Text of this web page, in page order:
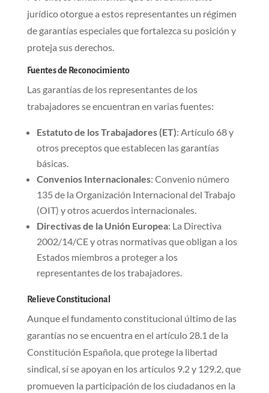
jurídico otorgue a estos representantes un régimen
de garantías especiales que fortalezca su posición y
proteja sus derechos.
Fuentes de Reconocimiento
Las garantías de los representantes de los
trabajadores se encuentran en varias fuentes:
Estatuto de los Trabajadores (ET): Artículo 68 y
otros preceptos que establecen las garantías
básicas.
Convenios Internacionales: Convenio número
135 de la Organización Internacional del Trabajo
(OIT) y otros acuerdos internacionales.
Directivas de la Unión Europea: La Directiva
2002/14/CE y otras normativas que obligan a los
Estados miembros a proteger a los
representantes de los trabajadores.
Relieve Constitucional
Aunque el fundamento constitucional último de las
garantías no se encuentra en el artículo 28.1 de la
Constitución Española, que protege la libertad
sindical, sí se apoyan en los artículos 9.2 y 129.2, que
promueven la participación de los ciudadanos en la